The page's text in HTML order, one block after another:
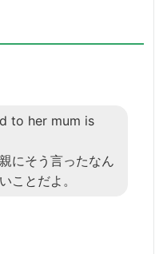
to her mum is
にそう言ったなん
ことだよ。